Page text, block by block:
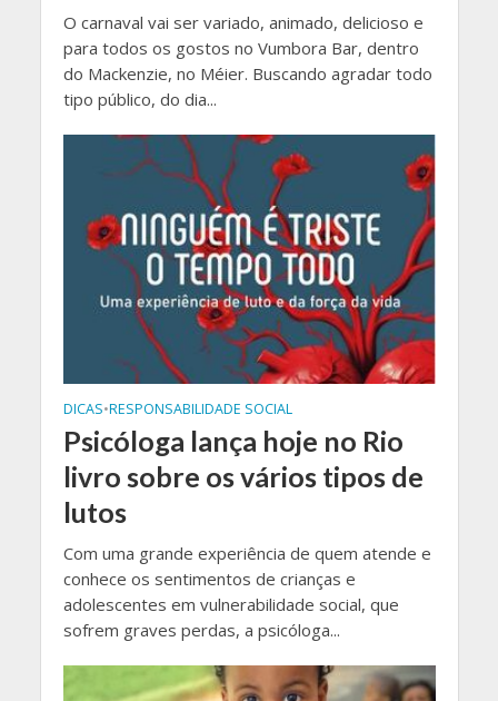
O carnaval vai ser variado, animado, delicioso e
para todos os gostos no Vumbora Bar, dentro
do Mackenzie, no Méier. Buscando agradar todo
tipo público, do dia...
DICAS•RESPONSABILIDADE SOCIAL
Psicóloga lança hoje no Rio
livro sobre os vários tipos de
lutos
Com uma grande experiência de quem atende e
conhece os sentimentos de crianças e
adolescentes em vulnerabilidade social, que
sofrem graves perdas, a psicóloga...